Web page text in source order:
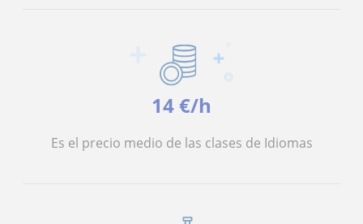
14 €/h
Es el precio medio de las clases de Idiomas